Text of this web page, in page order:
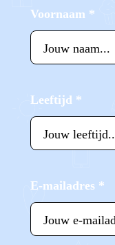
Voornaam *
Leeftijd *
E-mailadres *